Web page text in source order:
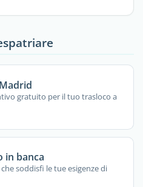
gratuito per il tuo trasloco a
in banca
soddisfi le tue esigenze di